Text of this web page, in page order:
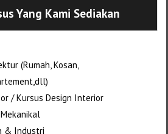
Yang Kami Sediakan
(Rumah, Kosan,
/ Kursus Design Interior
& Industri